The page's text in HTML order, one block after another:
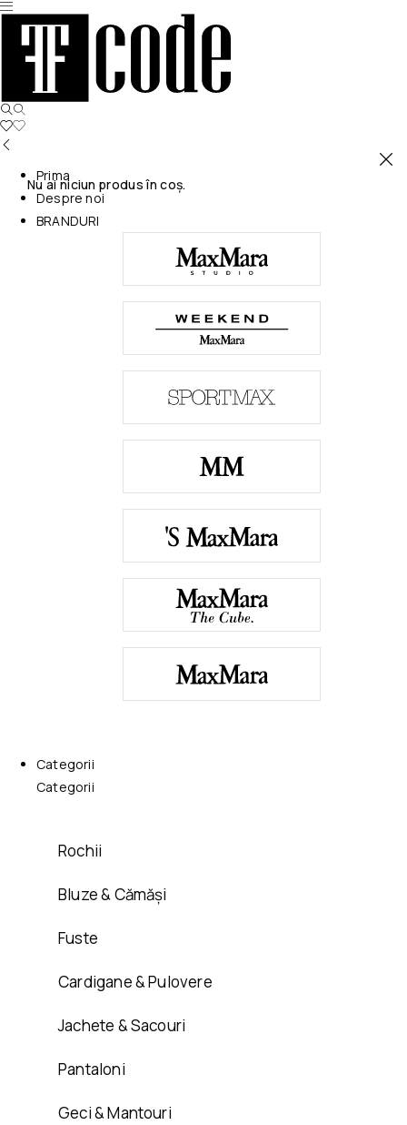
Nu ai niciun produs în coș.
Prima
Despre noi
BRANDURI
Categorii
Categorii
Rochii
Bluze & Cămăși
Fuste
Cardigane & Pulovere
Jachete & Sacouri
Pantaloni
Geci & Mantouri